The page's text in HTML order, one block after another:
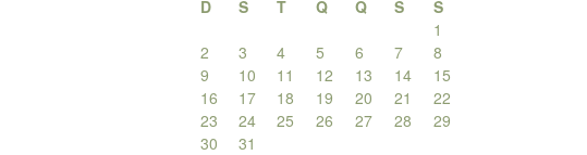
D
S T Q Q S
S
1
2
3 4 5 6 7
8
9
10 11 12 13 14
15
16
17 18 19 20 21
22
23
24 25 26 27 28
29
30
31